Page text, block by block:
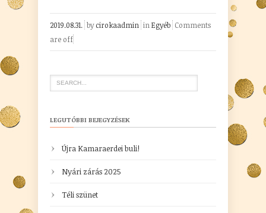
2019.08.31. bycirokaadmin in Egyéb Comments
are off
LEGUTÓBBI BEJEGYZÉSEK
Újra Kamaraerdei buli!
Nyári zárás 2025
Téli szünet